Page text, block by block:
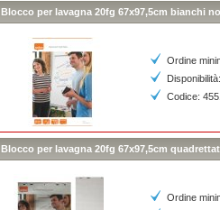
Blocco per lavagna 20fg 67x97,5cm bianchi
Ordine
Codice:
Blocco per lavagna 20fg 67x97,5cm
Ordine